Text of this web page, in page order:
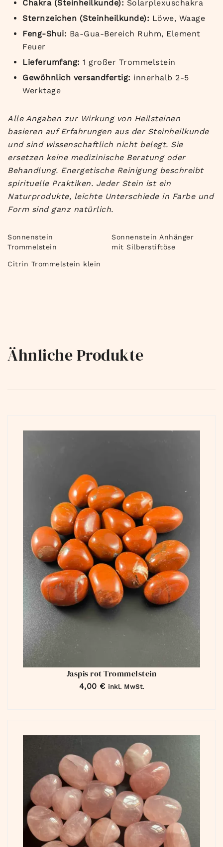
Chakra (Steinheilkunde): Solarplexuschakra
Sternzeichen (Steinheilkunde): Löwe, Waage
Feng-Shui: Ba-Gua-Bereich Ruhm, Element
Feuer
Lieferumfang: 1 großer Trommelstein
Gewöhnlich versandfertig: innerhalb 2-5
Werktage
Alle Angaben zur Wirkung von Heilsteinen
basieren auf Erfahrungen aus der Steinheilkunde
und sind wissenschaftlich nicht belegt. Sie
ersetzen keine medizinische Beratung oder
Behandlung. Energetische Reinigung beschreibt
spirituelle Praktiken. Jeder Stein ist ein
Naturprodukte, leichte Unterschiede in Farbe und
Form sind ganz natürlich.
Sonnenstein
Trommelstein
Sonnenstein Anhänger
mit Silberstiftöse
Citrin Trommelstein klein
Ähnliche Produkte
Jaspis rot Trommelstein
4,00 € inkl. MwSt.